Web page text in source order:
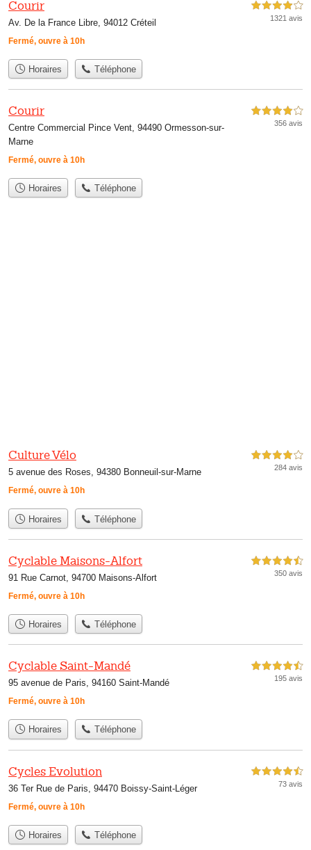
Courir
Av. De la France Libre, 94012 Créteil
Fermé, ouvre à 10h
4,0 étoiles sur 5
1321 avis
Horaires Téléphone
Courir
Centre Commercial Pince Vent, 94490 Ormesson-sur-
Marne
Fermé, ouvre à 10h
4,0 étoiles sur 5
356 avis
Horaires Téléphone
Culture Vélo
5 avenue des Roses, 94380 Bonneuil-sur-Marne
Fermé, ouvre à 10h
4,0 étoiles sur 5
284 avis
Horaires Téléphone
Cyclable Maisons-Alfort
91 Rue Carnot, 94700 Maisons-Alfort
Fermé, ouvre à 10h
4,5 étoiles sur 5
350 avis
Horaires Téléphone
Cyclable Saint-Mandé
95 avenue de Paris, 94160 Saint-Mandé
Fermé, ouvre à 10h
4,5 étoiles sur 5
195 avis
Horaires Téléphone
Cycles Evolution
36 Ter Rue de Paris, 94470 Boissy-Saint-Léger
Fermé, ouvre à 10h
4,5 étoiles sur 5
73 avis
Horaires Téléphone